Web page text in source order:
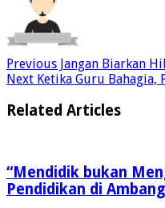
Previous Jangan Biarkan
Next Ketika Guru Bahagia,
Related Articles
“Mendidik bukan
Pendidikan di